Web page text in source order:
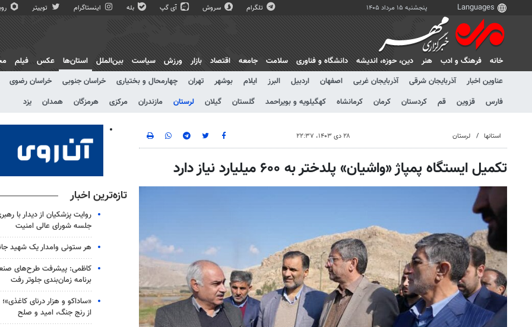
پنجشنبه ۱۵ مرداد ۱۴۰۵ تلگرام سروش آی گپ بله اینستاگرام توییتر
خانه فرهنگ و ادب هنر دين، حوزه، انديشه دانشگاه و فناوری سلامت جامعه اقتصاد بازار ورزش سیاست بین‌الملل
استان‌ها
عناوین اخبار
آذربایجان شرقی آذربایجان غربی اصفهان اردبیل البرز ایلام بوشهر تهران چهارمحال و بختیاری خراسان جنوبی خراسان رضوی
فارس
قزوین قم کردستان کرمان کرمانشاه کهگیلویه و بویراحمد گلستان گیلان لرستان مازندران مرکزی هرمزگان همدان یزد
عکس فیلم
استانها لرستان ۲۸ دی ۱۴۰۳، ۲۲:۳۷
تکمیل ایستگاه پمپاژ «واشیان» پلدختر به ۶۰۰ میلیارد نیاز دارد
تازه‌ترین اخبار
روایت پزشکیان از دیدار با
جلسه شورای عالی امنیت
هر ستونی وامدار یک شهید
کاظمی: پیشرفت طرح‌های
برنامه زمان‌بندی جلوتر رفت
«ساداکو و هزار درنای
از رنج جنگ، امید و صلح